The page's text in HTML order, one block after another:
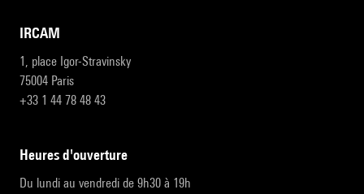
IRCAM
1, place Igor-Stravinsky
75004 Paris
+33 1 44 78 48 43
heures d'ouverture
Du lundi au vendredi de 9h30 à 19h